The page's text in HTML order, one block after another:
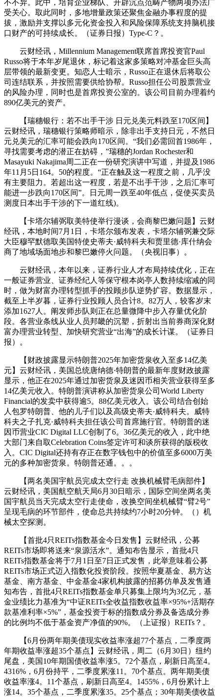
不不异。此中，培育企业梯队、开辟沉点范畴产物两项办法广
受关心。取此同时，多地增量政策还聚焦金融办事程度的提
拔，激励并支撑以多元化资金投入和风险保障系统支持脑机接
口财产的可持续成长。（证券日报）Type-C？。
云财经讯，Millennium Management联席首席投资官Paul
Russo将于本年岁尾退休，标记着这家多策略对冲基金巨头高
层带领的最新变更。知恋人士暗示，Russo正在退休后将取公
司连结联系，并按照需要供给协帮。Russo担任公司股票营业
的风险办理，同时也是首席投资公室的。该公司目前办理着约
890亿美元的资产。
【瑞穗银行：若不出手干涉 日元兑美元料跌至170区间】
云财经讯，瑞穗银行策略师暗示，除非出手支持日元，不然日
元兑美元的汇率可能会跌向170区间。“我们必需回首1986年，
寻找需要考虑的潜正在妨碍，”瑞穗的Jordan Rochester和
Masayuki Nakajima周二正在一份研究演讲中写道，并提及1986
年11月5日164。50的程度。“正在触及这一程度之前，几乎没
有主要阻力。若超出这一程度，若是不出手干涉，之后汇率可
能进一步跌向170区间”。日元周一跌至40年低点，促使买卖员
测度日本出手干涉的下一道红线)。
【卡塔尔辅弼取美特使举行漫谈，会商黎巴嫩问题】云财
经讯，本地时间7月1日，卡塔尔颁布发表，卡塔尔辅弼兼交际
大臣穆罕默德取美国特使史蒂夫·威特科夫和贾里德·库什纳会
商了地域场面地步和黎巴嫩停火问题。（央视旧事）。
云财经讯，本年以来，证券行业人才布局持续优化，正在
一般证券营业、证券经纪人等保守根本岗亭人数持续缩减的同
时，做为财富办理转型抓手的投顾步队逆势扩容。数据显示，
截至上半岁暮，证券行业投顾人员合计8。82万人，较客岁末
添加1627人。阐发师步队则正在总量微降中步入存量优化阶
段。各营业条线从业人员邦畿的沉塑，折射出当前券商深化财
富办理营业转型、加快研究营业“出海”的成长计谋。（证券日
报）。
【财政披露显示特朗普2025年加密货泉收入至多14亿美
元】云财经讯，美国总统唐纳德·特朗普的最新年度财政披露
显示，他正在2025年通过加密货泉及迷因币相关营业获得至多
14亿美元收入。特朗普演讲称从加密货泉公司World Liberty
Financial的发卖中获得逾5。88亿美元收入。该公司结合创始
人包罗特朗普、他的儿子们以及高级史蒂夫·威特科夫。威特
科夫之子扎克·威特科夫担任该公司首席施行官。特朗普的迷
因币营业CIC Digital LLC创制了6。36亿美元的收入，此中绝
大部门来自取Celebration Coins签定许可和谈所获得的版税收
入。CIC Digital还持有存正在数字钱包中的价值至多6000万美
元的多种加密货泉。特朗普还通。。。
【两名美国宇航员完成太空行走 改换机械臂毛病部件】
云财经讯，美国航空航天局6月30日暗示，国际空间坐两名美
国宇航员当天完成太空行走使命，改换空间坐机械臂“臂2号”
呈现毛病的环节部件，使命总共持续约7小时20分钟。（）机
械太空探测。
【首批4只REITs指数基金今日发售】云财经讯，公募
REITs市场即将送来“泉源活水”。通知布告显示，首批4只
REITs指数基金将于7月1日至7日正式发售，此举意味着公募
REITs市场正式迈入指数化投资阶段。按照华夏基金、易方达
基金、南方基金、中金基金4家机构披露的招募仿单及发售通
知布告，首批4只REITs指数基金单只募集上限均为3亿元，基
金业绩比力基准为“中证REITs全收益指数收益率×95%+活期存
款基准利率×5%”，基金投资于标的指数成分券及备选成分券
的比例均不低于基金资产净值的90%。（上证报）REITs？。
【6月份两年期美债现实收益率涨超77个基点，二季度两
年期收益率涨超35个基点】云财经讯，周二（6月30日）纽约
尾盘，美国10年期国债收益率涨5。72个基点，刷新日高至4。
4316%，6月份持平，二季度累涨11。70个基点。两年期美债
收益率涨4。11个基点，刷新日高至4。1455%，6月份累计上
涨14。35个基点，二季度累涨35。25个基点；30年期美债收益